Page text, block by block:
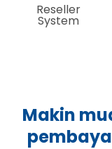
Reseller
System
Makin